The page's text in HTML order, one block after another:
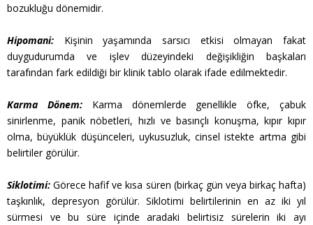
bozukluğu dönemidir.
Hipomani: Kişinin yaşamında sarsıcı etkisi olmayan fakat
duygudurumda ve işlev düzeyindeki değişikliğin başkaları
tarafından fark edildiği bir klinik tablo olarak ifade edilmektedir.
Karma Dönem:Karma dönemlerde genellikle öfke, çabuk
sinirlenme, panik nöbetleri, hızlı ve basınçlı konuşma, kıpır kıpır
olma, büyüklük düşünceleri, uykusuzluk, cinsel istekte artma gibi
belirtiler görülür.
Siklotimi:Görece hafif ve kısa süren (birkaç gün veya birkaç hafta)
taşkınlık, depresyon görülür. Siklotimi belirtilerinin en az iki yıl
sürmesi ve bu süre içinde aradaki belirtisiz sürelerin iki ayı